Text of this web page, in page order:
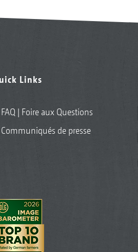
Links
FAQ | Foire aux Questions
Communiqués de presse